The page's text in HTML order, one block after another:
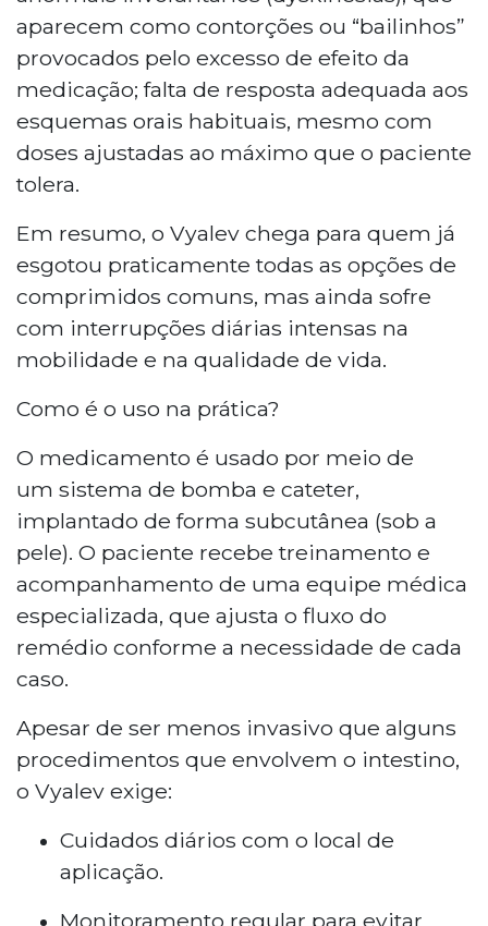
aparecem como contorções ou “bailinhos”
provocados pelo excesso de efeito da
medicação; falta de resposta adequada aos
esquemas orais habituais, mesmo com
doses ajustadas ao máximo que o paciente
tolera.
Em resumo, o Vyalev chega para quem já
esgotou praticamente todas as opções de
comprimidos comuns, mas ainda sofre
com interrupções diárias intensas na
mobilidade e na qualidade de vida.
Como é o uso na prática?
O medicamento é usado por meio de
um sistema de bomba e cateter,
implantado de forma subcutânea (sob a
pele). O paciente recebe treinamento e
acompanhamento de uma equipe médica
especializada, que ajusta o fluxo do
remédio conforme a necessidade de cada
caso.
Apesar de ser menos invasivo que alguns
procedimentos que envolvem o intestino,
o Vyalev exige:
Cuidados diários com o local de
aplicação.
Monitoramento regular para evitar